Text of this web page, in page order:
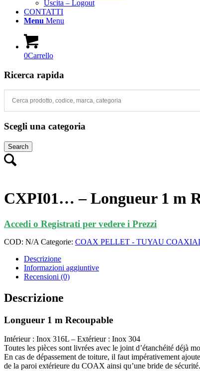
Uscita – Logout
CONTATTI
Menu Menu
0Carrello
Ricerca rapida
Scegli una categoria
Search
CXPI01… – Longueur 1 m
Accedi o Registrati per vedere i Prezzi
COD: N/A Categorie: COAX PELLET - TUYAU
Descrizione
Informazioni aggiuntive
Recensioni (0)
Descrizione
Longueur 1 m Recoupable
Intérieur : Inox 316L – Extérieur : Inox 304
Toutes les pièces sont livrées avec le joint d’étanchéité déjà
En cas de dépassement de toiture, il faut impérativement
de la paroi extérieure du COAX ainsi qu’une bride de sécurité.